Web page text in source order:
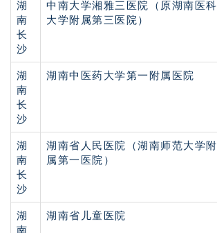
湖
南
长
沙
中南大学湘雅三医院（原湖南医科
大学附属第三医院）
湖
南
长
沙
湖南中医药大学第一附属医院
湖
南
长
沙
湖南省人民医院（湖南师范大学附
属第一医院）
湖
南
湖南省儿童医院